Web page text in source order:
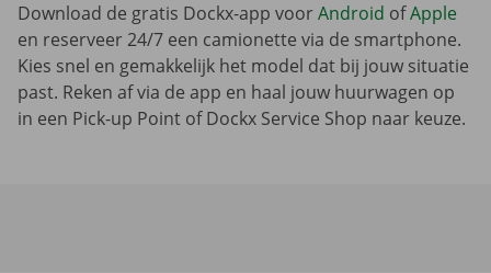
Download de gratis Dockx-app voorAndroid ofApple
en reserveer 24/7 een camionette via de smartphone.
Kies snel en gemakkelijk het model dat bij jouw situatie
past. Reken af via de app en haal jouw huurwagen op
in een Pick-up Point of Dockx Service Shop naar keuze.